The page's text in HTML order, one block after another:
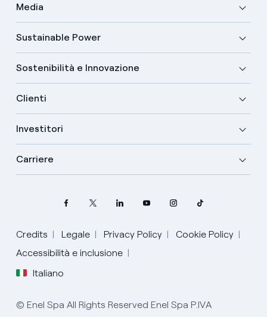
Media
Sustainable Power
Sostenibilità e Innovazione
Clienti
Investitori
Carriere
Credits Legale Privacy Policy
Cookie Policy
Accessibilità e inclusione
Italiano
© Enel Spa All Rights Reserved Enel Spa P.IVA